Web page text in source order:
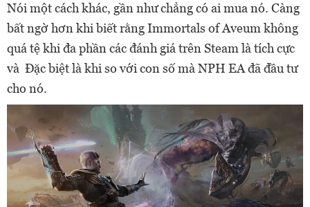
Nói một cách khác, gần như chẳng có ai mua nó. Càng
bất ngờ hơn khi biết rằng Immortals of Aveum không
quá tệ khi đa phần các đánh giá trên Steam là tích cực
và Đặc biệt là khi so với con số mà NPH EA đã đầu tư
cho nó.